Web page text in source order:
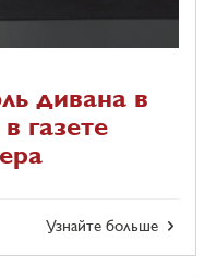
дивана в
газете
Узнайте больше